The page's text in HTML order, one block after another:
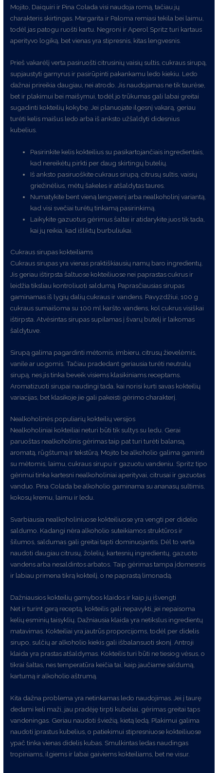
Mojito, Daiquiri ir Pina Colada visi naudoja romą, tačiau jų
charakteris skirtingas. Margarita ir Paloma remiasi tekila bei laimu,
todėl jas patogu ruošti kartu. Negroni ir Aperol Spritz turi kartaus
aperityvo logiką, bet vienas yra stipresnis, kitas lengvesnis.
Prieš vakarėlį verta pasiruošti citrusinių vaisių sultis, cukraus sirupą,
supjaustyti garnyrus ir pasirūpinti pakankamu ledo kiekiu. Ledo
dažnai prireikia daugiau, nei atrodo. Jis naudojamas ne tik taurėse,
bet ir plakimui bei maišymui, todėl jo trūkumas gali labai greitai
sugadinti kokteilių kokybę. Jei planuojate ilgesnį vakarą, geriau
turėti kelis maišus ledo arba iš anksto užšaldyti didesnius
kubelius.
Pasirinkite kelis kokteilius su pasikartojančiais ingredientais,
kad nereikėtų pirkti per daug skirtingų butelių.
Iš anksto pasiruoškite cukraus sirupą, citrusų sultis, vaisių
griežinėlius, mėtų šakeles ir atšaldytas taures.
Numatykite bent vieną lengvesnį arba nealkoholinį variantą,
kad visi svečiai turėtų tinkamą pasirinkimą.
Laikykite gazuotus gėrimus šaltai ir atidarykite juos tik tada,
kai jų reikia, kad išliktų burbuliukai.
Cukraus sirupas kokteiliams
Cukraus sirupas yra vienas praktiškiausių namų baro ingredientų.
Jis geriau ištirpsta šaltuose kokteiliuose nei paprastas cukrus ir
leidžia tiksliau kontroliuoti saldumą. Paprasčiausias sirupas
gaminamas iš lygių dalių cukraus ir vandens. Pavyzdžiui, 100 g
cukraus sumaišoma su 100 ml karšto vandens, kol cukrus visiškai
ištirpsta. Atvėsintas sirupas supilamas į švarų butelį ir laikomas
šaldytuve.
Sirupą galima pagardinti mėtomis, imbieru, citrusų žievelėmis,
vanile ar uogomis. Tačiau pradedant geriausia turėti neutralų
sirupą, nes jis tinka beveik visiems klasikiniams receptams.
Aromatizuoti sirupai naudingi tada, kai norisi kurti savas kokteilių
variacijas, bet klasikoje jie gali pakeisti gėrimo charakterį.
Nealkoholinės populiarių kokteilių versijos
Nealkoholiniai kokteiliai neturi būti tik sultys su ledu. Gerai
paruoštas nealkoholinis gėrimas taip pat turi turėti balansą,
aromatą, rūgštumą ir tekstūrą. Mojito be alkoholio galima gaminti
su mėtomis, laimu, cukraus sirupu ir gazuotu vandeniu. Spritz tipo
gėrimui tinka kartesni nealkoholiniai aperityvai, citrusai ir gazuotas
vanduo. Pina Colada be alkoholio gaminama su ananasų sultimis,
kokosų kremu, laimu ir ledu.
Svarbiausia nealkoholiniuose kokteiliuose yra vengti per didelio
saldumo. Kadangi nėra alkoholio suteikiamos struktūros ir
šilumos, saldumas gali greitai tapti dominuojantis. Dėl to verta
naudoti daugiau citrusų, žolelių, kartesnių ingredientų, gazuoto
vandens arba nesaldintos arbatos. Taip gėrimas tampa įdomesnis
ir labiau primena tikrą kokteilį, o ne paprastą limonadą.
Dažniausios kokteilių gamybos klaidos ir kaip jų išvengti
Net ir turint gerą receptą, kokteilis gali nepavykti, jei nepaisoma
kelių esminių taisyklių. Dažniausia klaida yra netikslus ingredientų
matavimas. Kokteiliai yra jautrūs proporcijoms, todėl per didelis
sirupo, sulčių ar alkoholio kiekis gali išbalansuoti skonį. Antroji
klaida yra prastas atšaldymas. Kokteilis turi būti ne tiesiog vėsus, o
tikrai šaltas, nes temperatūra keičia tai, kaip jaučiame saldumą,
kartumą ir alkoholio aštrumą.
Kita dažna problema yra netinkamas ledo naudojimas. Jei į taurę
dedami keli maži, jau pradėję tirpti kubeliai, gėrimas greitai taps
vandeningas. Geriau naudoti šviežią, kietą ledą. Plakimui galima
naudoti įprastus kubelius, o patiekimui stipresniuose kokteiliuose
ypač tinka vienas didelis kubas. Smulkintas ledas naudingas
tropiniams, ilgiems ir labai gaiviems kokteiliams, bet ne visur.